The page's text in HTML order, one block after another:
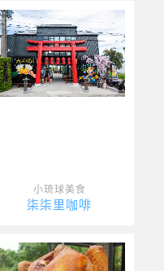
小琉球美食
柒柒里咖啡